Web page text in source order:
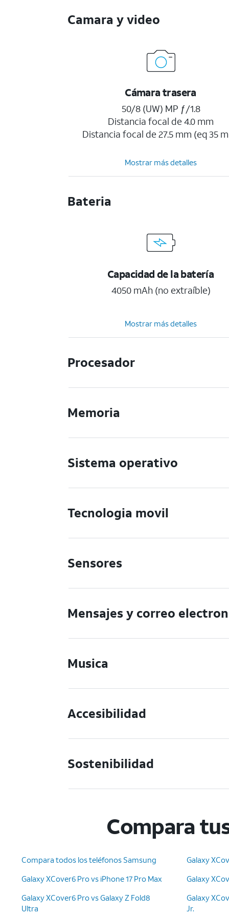
Camara y video
Cámara trasera
50/8 (UW) MP ƒ/1.8
Distancia focal de 4.0 mm
Distancia focal de 27.5 mm (eq 35
Mostrar más detalles
Bateria
Capacidad de la batería
4050 mAh (no extraíble)
Mostrar más detalles
Procesador
Memoria
Sistema operativo
Tecnologia movil
Sensores
Mensajes y correo
Musica
Accesibilidad
Sostenibilidad
Compara
Compara todos los teléfonos Samsung
Galaxy XCover6 Pro vs iPhone 17 Pro Max
Galaxy XCover6 Pro vs Galaxy Z Fold8
Ultra
Galaxy
Galaxy
Galaxy
Jr.